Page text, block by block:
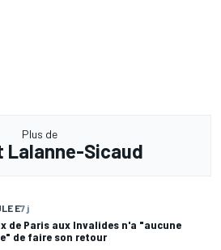
Plus de
Lalanne-Sicaud
E7 j
de Paris aux Invalides n'a "aucune
de faire son retour